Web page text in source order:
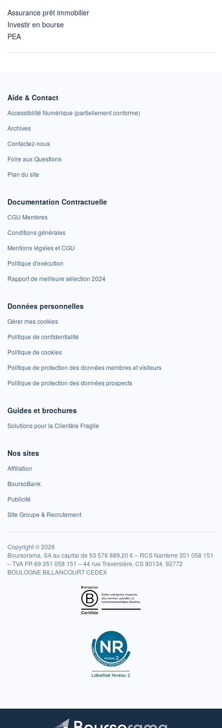
Assurance prêt immobilier
Investir en bourse
PEA
Aide & Contact
Accessibilité Numérique (partiellement conforme)
Archives
Contactez-nous
Foire aux Questions
Plan du site
Documentation Contractuelle
CGU Membres
Conditions générales
Mentions légales et CGU
Politique d'exécution
Rapport de meilleure sélection 2024
Données personnelles
Gérer mes cookies
Politique de confidentialité
Politique de cookies
Politique de protection des données membres et visiteurs
Politique de protection des données prospects
Guides et brochures
Solutions pour la Clientèle Fragile
Nos sites
Affiliation
BoursoBank
Publicité
Site Groupe & Recrutement
Copyright © 2026
Boursorama, SA au capital de 53 576 889,20 € – RCS Nanterre 351 058 151
– TVA FR 69 351 058 151 – 44 rue Traversière, CS 80134, 92772
BOULOGNE BILLANCOURT CEDEX